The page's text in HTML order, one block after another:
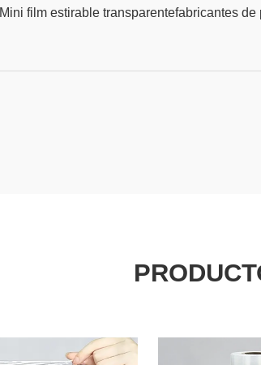
Mini film estirable transparentefabricantes de